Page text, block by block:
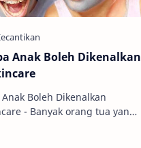
Anak Boleh Dikenalkan
Boleh Dikenalkan
tua yang
skincare. Selain …